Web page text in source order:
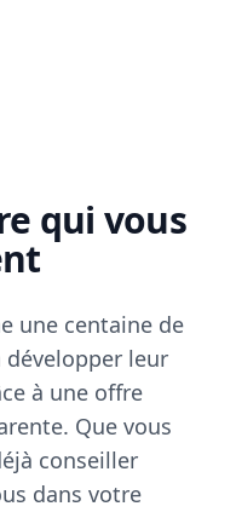
qui vous
une centaine de
leur
à une offre
Que vous
conseiller
dans votre